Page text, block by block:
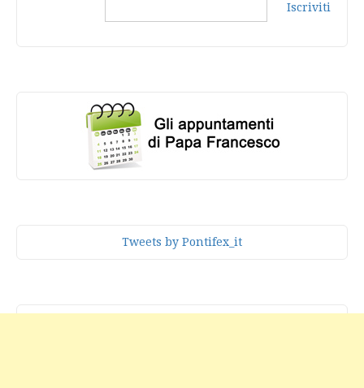
Iscriviti
Tweets by Pontifex_it